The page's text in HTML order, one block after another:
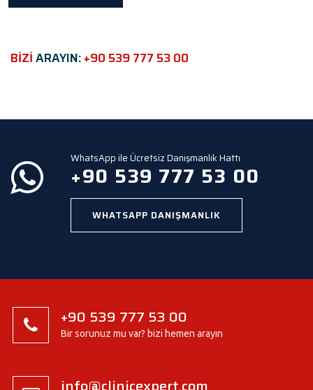
s
e
l
p
BİZİARAYIN:+90 539 777 53 00
WhatsApp ile Ücretsiz Danışmanlık Hattı
+90 539 777 53 00
WHATSAPP DANIŞMANLIK
+90 539 777 53 00
Bir sorunuz mu var? bizi hemen arayın